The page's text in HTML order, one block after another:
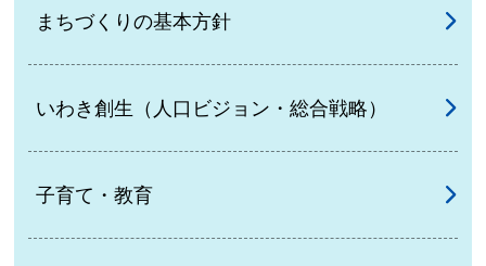
まちづくりの基本方針
いわき創生（人口ビジョン・総合戦略）
子育て・教育